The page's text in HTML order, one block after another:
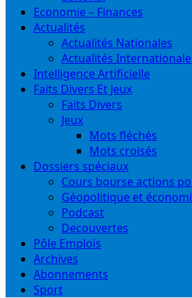
Economie – Finances
Actualités
Actualités Nationales
Actualités
Intelligence Artificielle
Faits Divers Et Jeux
Faits Divers
Jeux
Mots fléchés
Mots croisés
Dossiers spéciaux
Cours bourse actions
Géopolitique et
Podcast
Decouvertes
Pôle Emplois
Archives
Abonnements
Sport